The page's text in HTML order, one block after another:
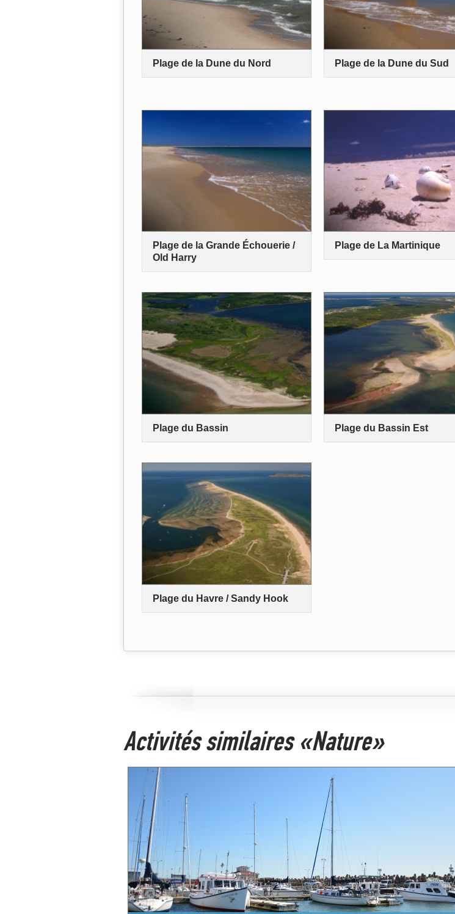
Plage de la Dune du Nord Plage de la Dune du Sud
Plage de la Grande Échouerie /
Old Harry
Plage de La Martinique
Plage du Bassin Plage du Bassin Est
Plage du Havre / Sandy Hook
Activités similaires «Nature»